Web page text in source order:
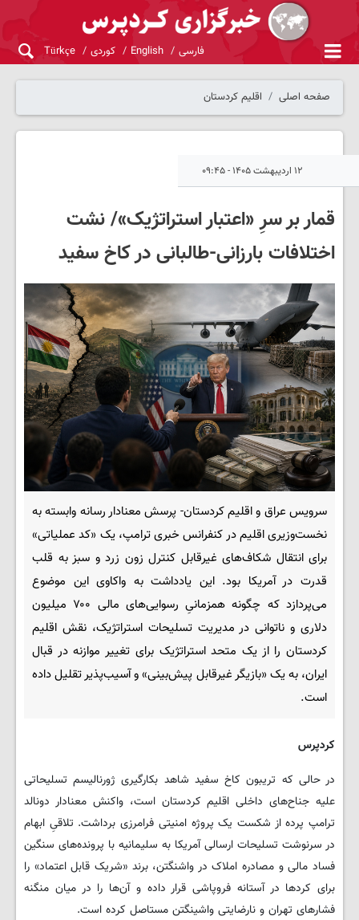
فارسی English کوردی Türkçe
صفحه اصلی اقلیم کردستان
۱۲ اردیبهشت ۱۴۰۵ - ۰۹:۴۵
قمار بر سرِ «اعتبار استراتژیک»/ نشت
اختلافات بارزانی-طالبانی در کاخ سفید
سرویس عراق و اقلیم کردستان- پرسش معنادار رسانه وابسته به
نخست‌وزیری اقلیم در کنفرانس خبری ترامپ، یک «کد عملیاتی»
برای انتقال شکاف‌های غیرقابل کنترل زون زرد و سبز به قلب
قدرت در آمریکا بود. این یادداشت به واکاوی این موضوع
می‌پردازد که چگونه همزمانیِ رسوایی‌های مالی ۷۰۰ میلیون
دلاری و ناتوانی در مدیریت تسلیحات استراتژیک، نقش اقلیم
کردستان را از یک متحد استراتژیک برای تغییر موازنه در قبال
ایران، به یک «بازیگر غیرقابل پیش‌بینی» و آسیب‌پذیر تقلیل داده
است.
کردپرس
در حالی که تریبون کاخ سفید شاهد بکارگیری ژورنالیسم تسلیحاتی
علیه جناح‌های داخلی اقلیم کردستان است، واکنش معنادار دونالد
ترامپ پرده از شکست یک پروژه امنیتی فرامرزی برداشت. تلاقیِ ابهام
در سرنوشت تسلیحات ارسالی آمریکا به سلیمانیه با پرونده‌های سنگین
فساد مالی و مصادره املاک در واشنگتن، برند «شریک قابل اعتماد» را
برای کردها در آستانه فروپاشی قرار داده و آن‌ها را در میان منگنه
فشارهای تهران و نارضایتی واشینگتن مستاصل کرده است.